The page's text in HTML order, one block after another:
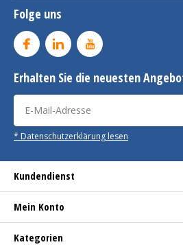
Folge uns
Erhalten Sie die neuesten
* Datenschutzerklärung lesen
Kundendienst
Mein Konto
Kategorien